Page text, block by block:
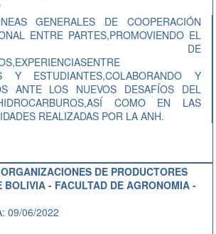
GENERALES DE COOPERACIÓN
ENTRE PARTES,PROMOVIENDO EL
DE
Y ESTUDIANTES,COLABORANDO Y
ANTE LOS NUEVOS DESAFÍOS DEL
COMO EN LAS
REALIZADAS POR LA ANH.
DE PRODUCTORES
BOLIVIA - FACULTAD DE AGRONOMIA -
09/06/2022